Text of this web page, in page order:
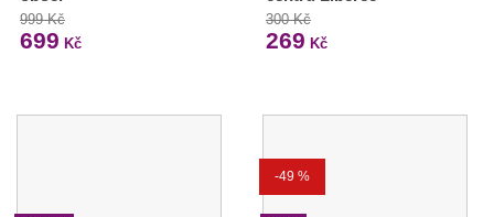
999 Kč
699 Kč
300 Kč
269 Kč
-49 %